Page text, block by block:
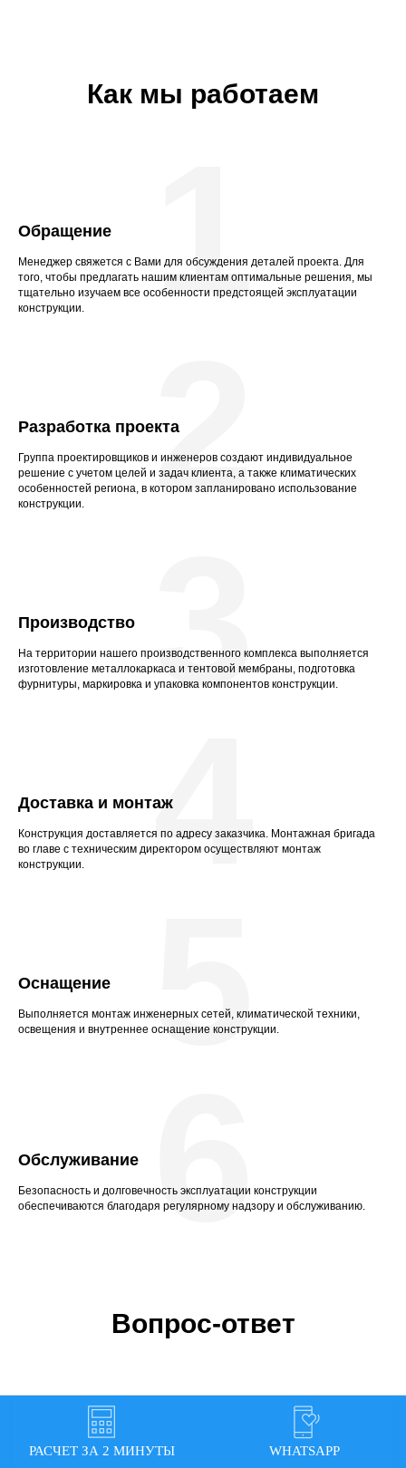
РАСЧЕТ ЗА 2 МИНУТЫ WHATSAPP
Как мы работаем
Обращение
Менеджер свяжется с Вами для обсуждения деталей проекта. Для
того, чтобы предлагать нашим клиентам оптимальные решения, мы
тщательно изучаем все особенности предстоящей эксплуатации
конструкции.
1
Разработка проекта
Группа проектировщиков и инженеров создают индивидуальное
решение с учетом целей и задач клиента, а также климатических
особенностей региона, в котором запланировано использование
конструкции.
2
Производство
На территории нашего производственного комплекса выполняется
изготовление металлокаркаса и тентовой мембраны, подготовка
фурнитуры, маркировка и упаковка компонентов конструкции.
3
Доставка и монтаж
Конструкция доставляется по адресу заказчика. Монтажная бригада
во главе с техническим директором осуществляют монтаж
конструкции.
4
Оснащение
Выполняется монтаж инженерных сетей, климатической техники,
освещения и внутреннее оснащение конструкции.
5
Обслуживание
Безопасность и долговечность эксплуатации конструкции
обеспечиваются благодаря регулярному надзору и обслуживанию.
6
Вопрос-ответ
Для каких событий подходят
шатры и тенты?